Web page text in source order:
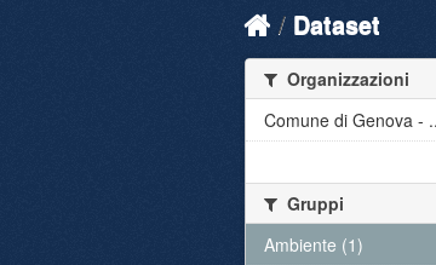
Dataset
Organizzazioni
Comune di Genova -
Gruppi
Ambiente (1)